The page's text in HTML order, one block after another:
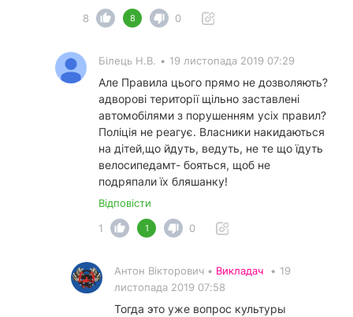
8
8 0
Білець Н.В. • 19 листопада 2019 07:29
Але Правила цього прямо не дозволяють?
адворові території щільно заставлені
автомобілями з порушенням усіх правил?
Поліція не реагує. Власники накидаються
на дітей,що йдуть, ведуть, не те що їдуть
велосипедамт- бояться, щоб не
подряпали їх бляшанку!
Відповісти
1
1 0
Антон Вікторович • Викладач • 19
листопада 2019 07:58
Тогда это уже вопрос культуры